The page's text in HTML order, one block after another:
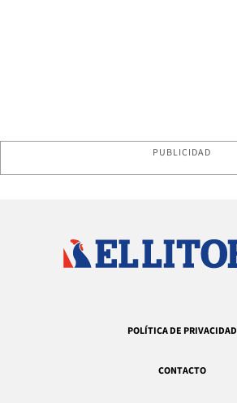
PUBLICIDAD
POLÍTICA DE PRIVACIDAD
CONTACTO